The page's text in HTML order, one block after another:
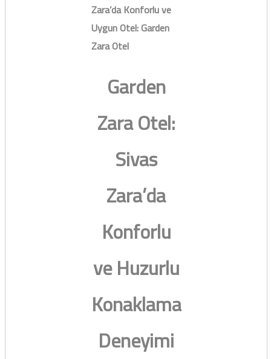
Zara’da Konforlu ve
Uygun Otel: Garden
Zara Otel
Garden
Zara Otel:
Sivas
Zara’da
Konforlu
ve Huzurlu
Konaklama
Deneyimi